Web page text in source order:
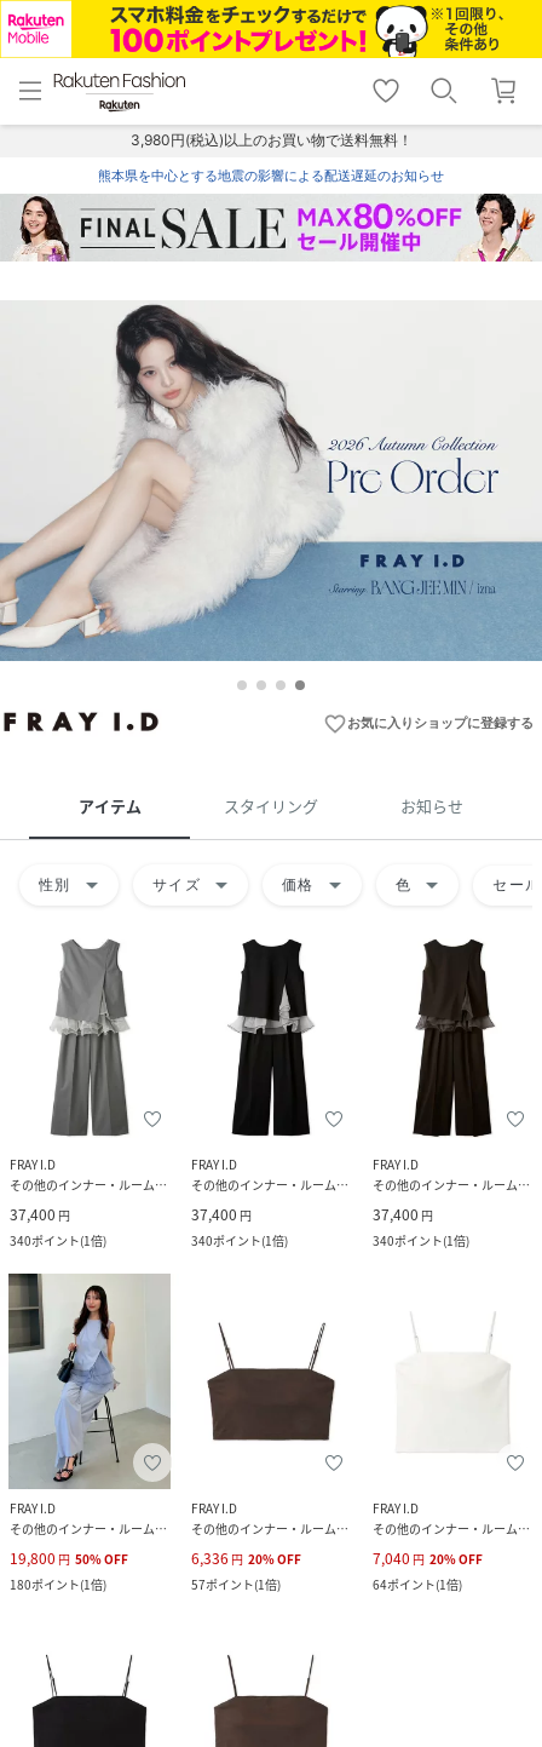
menu home
トップ
shopping_cart lock_outline
ログイン
3,980円(税込)以上のお買い物で送料無料！
熊本県を中心とする地震の影響による配送遅延のお知らせ
favorite_borderお気に入りショップに登録する
アイテム スタイリング お知らせ
性別 arrow_drop_down サイズ arrow_drop_down 価格 arrow_drop_down 色 arrow_drop_down セール
FRAY I.D
その他のインナー・ルームウェア
37,400 円
340ポイント(1倍)
FRAY I.D
その他のインナー・ルームウェア
37,400 円
340ポイント(1倍)
FRAY I.D
その他のインナー・ルームウェア
37,400 円
340ポイント(1倍)
FRAY I.D
その他のインナー・ルームウェア
19,800 円 50%OFF
180ポイント(1倍)
FRAY I.D
その他のインナー・ルームウェア
6,336 円 20%OFF
57ポイント(1倍)
FRAY I.D
その他のインナー・ルームウェア
7,040 円 20%OFF
64ポイント(1倍)